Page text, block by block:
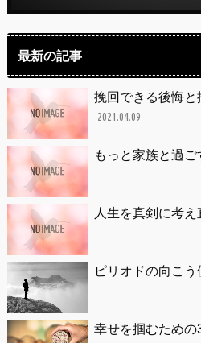
最新の記事
挽回できる後悔
2021.04.09
もっと家族と過ご
人生を真剣に考え
ピリオドの向こう
幸せを掴むための